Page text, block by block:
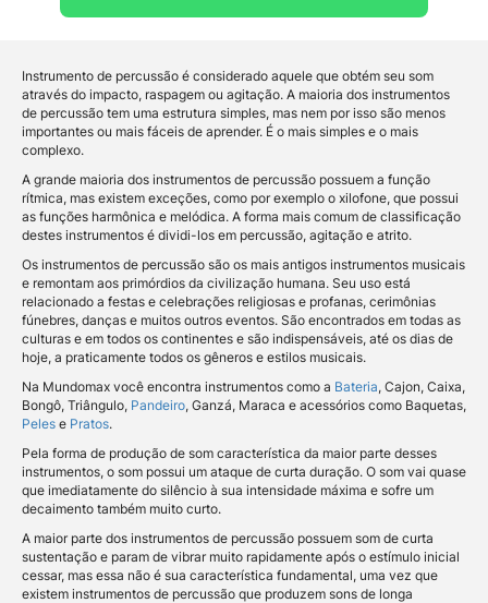
Instrumento de percussão é considerado aquele que obtém seu som
através do impacto, raspagem ou agitação. A maioria dos instrumentos
de percussão tem uma estrutura simples, mas nem por isso são menos
importantes ou mais fáceis de aprender. É o mais simples e o mais
complexo.
A grande maioria dos instrumentos de percussão possuem a função
rítmica, mas existem exceções, como por exemplo o xilofone, que possui
as funções harmônica e melódica. A forma mais comum de classificação
destes instrumentos é dividi-los em percussão, agitação e atrito.
Os instrumentos de percussão são os mais antigos instrumentos musicais
e remontam aos primórdios da civilização humana. Seu uso está
relacionado a festas e celebrações religiosas e profanas, cerimônias
fúnebres, danças e muitos outros eventos. São encontrados em todas as
culturas e em todos os continentes e são indispensáveis, até os dias de
hoje, a praticamente todos os gêneros e estilos musicais.
Na Mundomax você encontra instrumentos como a Bateria, Cajon, Caixa,
Bongô, Triângulo, Pandeiro, Ganzá, Maraca e acessórios como Baquetas,
Peles e Pratos.
Pela forma de produção de som característica da maior parte desses
instrumentos, o som possui um ataque de curta duração. O som vai quase
que imediatamente do silêncio à sua intensidade máxima e sofre um
decaimento também muito curto.
A maior parte dos instrumentos de percussão possuem som de curta
sustentação e param de vibrar muito rapidamente após o estímulo inicial
cessar, mas essa não é sua característica fundamental, uma vez que
existem instrumentos de percussão que produzem sons de longa